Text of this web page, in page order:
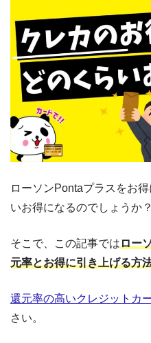
ローソンPontaプラスをお
いお得になるのでしょうか？
そこで、この記事ではロー
元率とお得に引き上げる方
還元率の高いクレジットカ
さい。